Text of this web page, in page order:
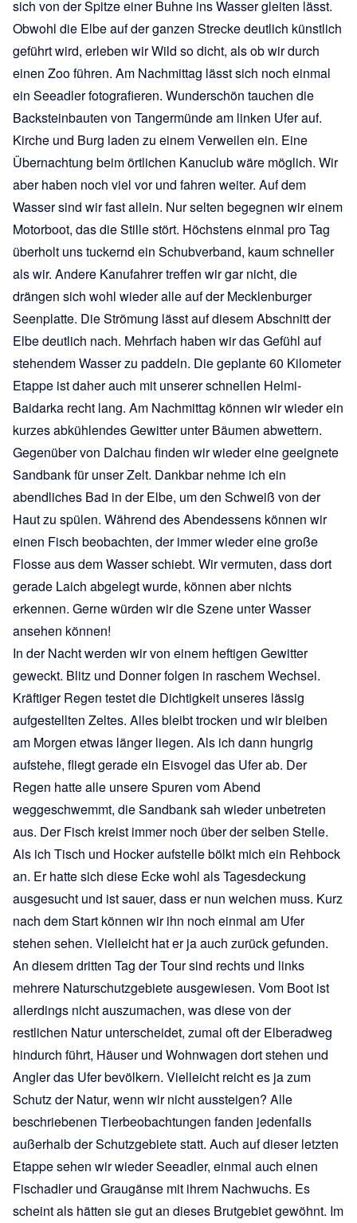
sich von der Spitze einer Buhne ins Wasser gleiten lässt.
Obwohl die Elbe auf der ganzen Strecke deutlich künstlich
geführt wird, erleben wir Wild so dicht, als ob wir durch
einen Zoo führen. Am Nachmittag lässt sich noch einmal
ein Seeadler fotografieren. Wunderschön tauchen die
Backsteinbauten von Tangermünde am linken Ufer auf.
Kirche und Burg laden zu einem Verweilen ein. Eine
Übernachtung beim örtlichen Kanuclub wäre möglich. Wir
aber haben noch viel vor und fahren weiter. Auf dem
Wasser sind wir fast allein. Nur selten begegnen wir einem
Motorboot, das die Stille stört. Höchstens einmal pro Tag
überholt uns tuckernd ein Schubverband, kaum schneller
als wir. Andere Kanufahrer treffen wir gar nicht, die
drängen sich wohl wieder alle auf der Mecklenburger
Seenplatte. Die Strömung lässt auf diesem Abschnitt der
Elbe deutlich nach. Mehrfach haben wir das Gefühl auf
stehendem Wasser zu paddeln. Die geplante 60 Kilometer
Etappe ist daher auch mit unserer schnellen Helmi-
Baidarka recht lang. Am Nachmittag können wir wieder ein
kurzes abkühlendes Gewitter unter Bäumen abwettern.
Gegenüber von Dalchau finden wir wieder eine geeignete
Sandbank für unser Zelt. Dankbar nehme ich ein
abendliches Bad in der Elbe, um den Schweiß von der
Haut zu spülen. Während des Abendessens können wir
einen Fisch beobachten, der immer wieder eine große
Flosse aus dem Wasser schiebt. Wir vermuten, dass dort
gerade Laich abgelegt wurde, können aber nichts
erkennen. Gerne würden wir die Szene unter Wasser
ansehen können!
In der Nacht werden wir von einem heftigen Gewitter
geweckt. Blitz und Donner folgen in raschem Wechsel.
Kräftiger Regen testet die Dichtigkeit unseres lässig
aufgestellten Zeltes. Alles bleibt trocken und wir bleiben
am Morgen etwas länger liegen. Als ich dann hungrig
aufstehe, fliegt gerade ein Eisvogel das Ufer ab. Der
Regen hatte alle unsere Spuren vom Abend
weggeschwemmt, die Sandbank sah wieder unbetreten
aus. Der Fisch kreist immer noch über der selben Stelle.
Als ich Tisch und Hocker aufstelle bölkt mich ein Rehbock
an. Er hatte sich diese Ecke wohl als Tagesdeckung
ausgesucht und ist sauer, dass er nun weichen muss. Kurz
nach dem Start können wir ihn noch einmal am Ufer
stehen sehen. Vielleicht hat er ja auch zurück gefunden.
An diesem dritten Tag der Tour sind rechts und links
mehrere Naturschutzgebiete ausgewiesen. Vom Boot ist
allerdings nicht auszumachen, was diese von der
restlichen Natur unterscheidet, zumal oft der Elberadweg
hindurch führt, Häuser und Wohnwagen dort stehen und
Angler das Ufer bevölkern. Vielleicht reicht es ja zum
Schutz der Natur, wenn wir nicht aussteigen? Alle
beschriebenen Tierbeobachtungen fanden jedenfalls
außerhalb der Schutzgebiete statt. Auch auf dieser letzten
Etappe sehen wir wieder Seeadler, einmal auch einen
Fischadler und Graugänse mit ihrem Nachwuchs. Es
scheint als hätten sie gut an dieses Brutgebiet gewöhnt. Im